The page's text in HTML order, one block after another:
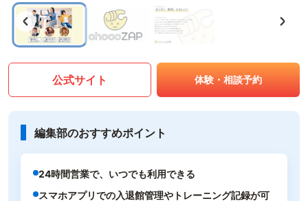
公式サイト 体験・相談予約
編集部のおすすめポイント
24時間営業で、いつでも利用できる
スマホアプリでの入退館管理やトレーニング記録が可